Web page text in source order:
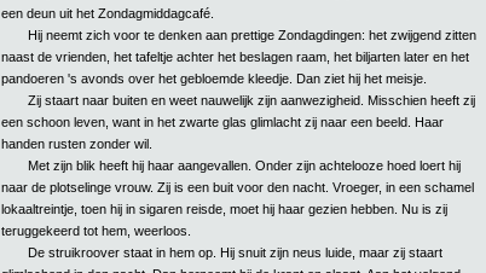
een deun uit het Zondagmiddagcafé.
Hij neemt zich voor te denken aan prettige Zondagdingen: het zwijgend zitten
naast de vrienden, het tafeltje achter het beslagen raam, het biljarten later en het
pandoeren 's avonds over het gebloemde kleedje. Dan ziet hij het meisje.
Zij staart naar buiten en weet nauwelijk zijn aanwezigheid. Misschien heeft zij
een schoon leven, want in het zwarte glas glimlacht zij naar een beeld. Haar
handen rusten zonder wil.
Met zijn blik heeft hij haar aangevallen. Onder zijn achtelooze hoed loert hij
naar de plotselinge vrouw. Zij is een buit voor den nacht. Vroeger, in een schamel
lokaaltreintje, toen hij in sigaren reisde, moet hij haar gezien hebben. Nu is zij
teruggekeerd tot hem, weerloos.
De struikroover staat in hem op. Hij snuit zijn neus luide, maar zij staart